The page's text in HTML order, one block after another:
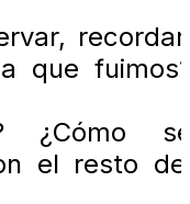
que
¿Cómo
el resto